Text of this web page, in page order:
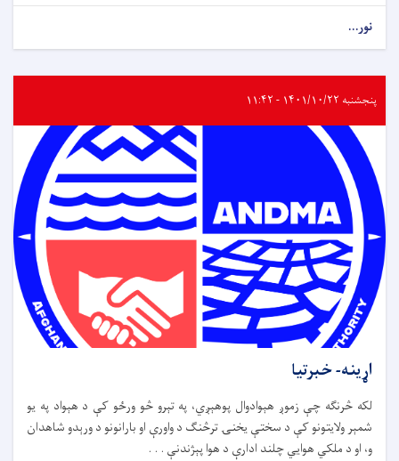
نور...
پنجشنبه ۱۴۰۱/۱۰/۲۲ - ۱۱:۴۲
اړینه- خبرتیا
لکه څرنګه چې زموږ هېوادوال پوهېږي، په تېرو څو ورځو کې د هېواد په یو
شمېر ولایتونو کې د سختې یخنۍ ترڅنګ د واورې او بارانونو د ورېدو شاهدان
و، او د ملکي هوايي چلند ادارې د هوا پېژندنې . . .